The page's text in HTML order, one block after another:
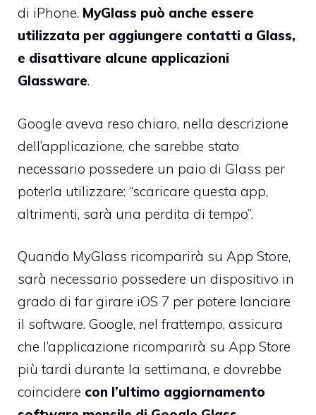
di iPhone. MyGlass può anche essere
utilizzata per aggiungere contatti a Glass,
e disattivare alcune applicazioni
Glassware.
Google aveva reso chiaro, nella descrizione
dell’applicazione, che sarebbe stato
necessario possedere un paio di Glass per
poterla utilizzare: “scaricare questa app,
altrimenti, sarà una perdita di tempo”.
Quando MyGlass ricomparirà su App Store,
sarà necessario possedere un dispositivo in
grado di far girare iOS 7 per potere lanciare
il software. Google, nel frattempo, assicura
che l’applicazione ricomparirà su App Store
più tardi durante la settimana, e dovrebbe
coincidere con l’ultimo aggiornamento